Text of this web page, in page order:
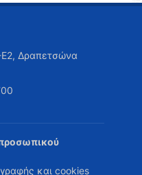
Ε2, Δραπετσώνα
και cookies